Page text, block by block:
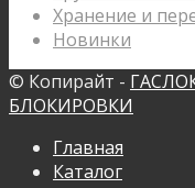
Хранение и
Новинки
© Копирайт -
БЛОКИРОВКИ
Главная
Каталог